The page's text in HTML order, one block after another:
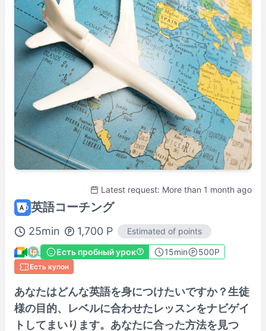
Latest request: More than 1 month ago
英語コーチング
25min 1,700 P Estimated of points
Есть пробный урок 15min 500P
Есть купон
あなたはどんな英語を身につけたいですか？生徒
様の目的、レベルに合わせたレッスンをナビゲイ
トしてまいります。あなたに合った方法を見つ
Tue
18:30 –
20:00
Wed
09:30 –
12:00
Wed
13:30 –
15:00
Thu
14:30 –
20:00
Fri
–
12:00
Fri
13:30 –
18:00
09:30 15:00
Actual availability may differ. Please check when you make a request.
Shown in Asia/Tokyotime.
Профиль преподавателя